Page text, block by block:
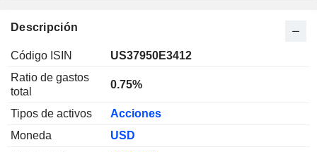
Descripción
Código ISIN
US37950E3412
Ratio de gastos
total
0.75%
Tipos de activos
Acciones
Moneda
USD